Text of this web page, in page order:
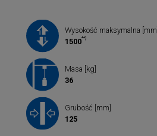
Wysokość maksymalna [mm]
1500**)
Masa [kg]
36
Grubość [mm]
125